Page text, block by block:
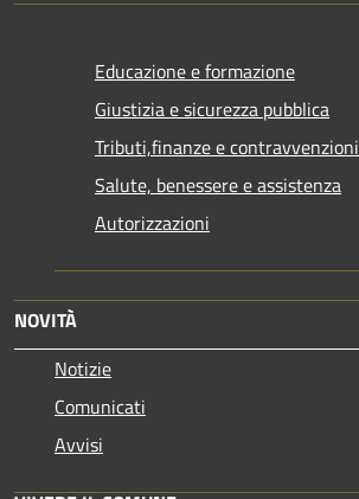
Educazione e formazione
Giustizia e sicurezza pubblica
Tributi,finanze e contravvenzioni
Salute, benessere e assistenza
Autorizzazioni
NOVITÀ
Notizie
Comunicati
Avvisi